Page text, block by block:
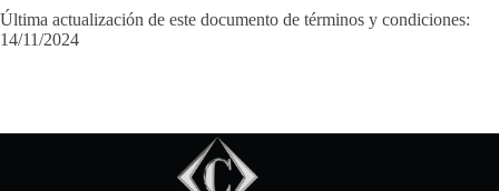
Última actualización de este documento de términos y condiciones:
14/11/2024